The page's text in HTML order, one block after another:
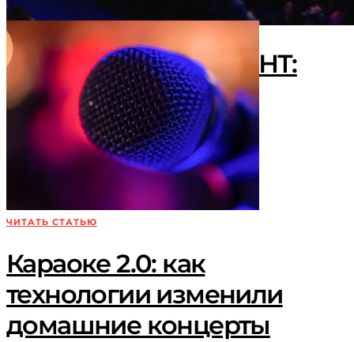
«Караоке Клаб» на ТНТ:
Почему все поют?
ЧИТАТЬ СТАТЬЮ
Караоке 2.0: как
технологии изменили
домашние концерты